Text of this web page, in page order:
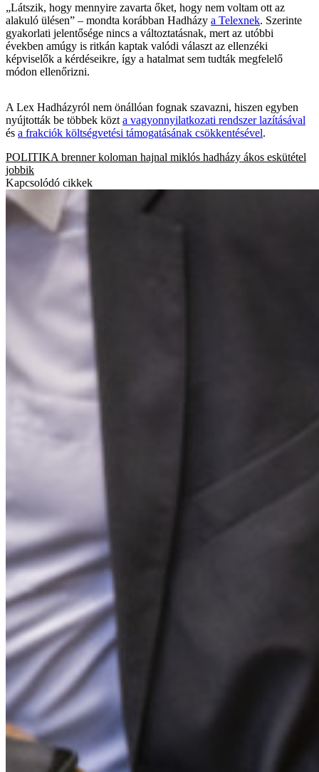
„Látszik, hogy mennyire zavarta őket, hogy nem voltam ott az
alakuló ülésen” – mondta korábban Hadházy a Telexnek. Szerinte
gyakorlati jelentősége nincs a változtatásnak, mert az utóbbi
években amúgy is ritkán kaptak valódi választ az ellenzéki
képviselők a kérdéseikre, így a hatalmat sem tudták megfelelő
módon ellenőrizni.
A Lex Hadházyról nem önállóan fognak szavazni, hiszen egyben
nyújtották be többek közt a vagyonnyilatkozati rendszer lazításával
és a frakciók költségvetési támogatásának csökkentésével.
POLITIKA brenner koloman hajnal miklós hadházy ákos eskütétel
jobbik
Kapcsolódó cikkek